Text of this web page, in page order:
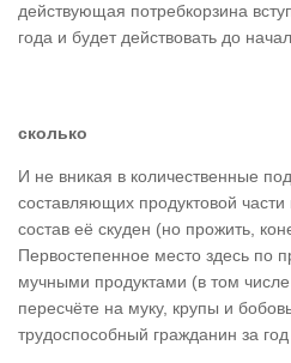
действующая потребкорзина
года и будет действовать до
сколько
И не вникая в количественные
составляющих продуктовой
состав её скуден (но прожить,
Первостепенное место здесь по
мучными продуктами (в том
пересчёте на муку, крупы и
трудоспособный гражданин за